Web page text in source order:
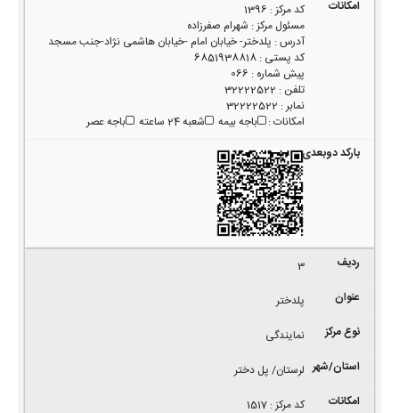
کد مرکز:
1396
مسئول مرکز: شهرام صفرزاده
آدرس: پلدختر- خیابان امام -خیابان هاشمی نژاد-جنب مسجد
کد پستی :
6851938818
پیش شماره :
066
تلفن :
32222522
نمابر:
32222522
امکانات: باجه بیمه شعبه 24 ساعته باجه عصر
3
پلدختر
نمایندگی
لرستان/ پل دختر
کد مرکز:
1517